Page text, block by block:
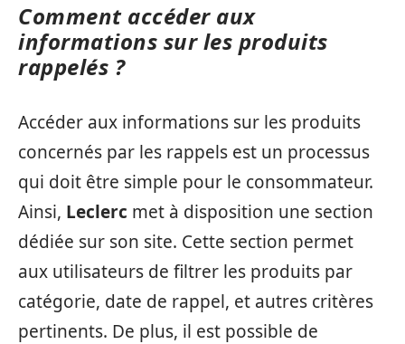
Comment accéder aux
informations sur les produits
rappelés ?
Accéder aux informations sur les produits
concernés par les rappels est un processus
qui doit être simple pour le consommateur.
Ainsi, Leclerc met à disposition une section
dédiée sur son site. Cette section permet
aux utilisateurs de filtrer les produits par
catégorie, date de rappel, et autres critères
pertinents. De plus, il est possible de